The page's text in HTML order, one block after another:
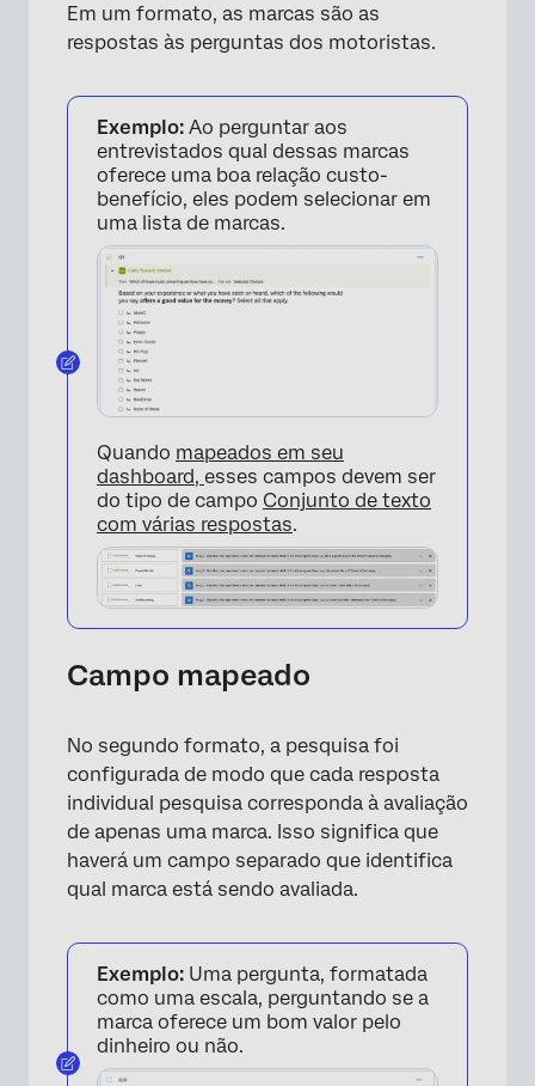
Em um formato, as marcas são as
respostas às perguntas dos motoristas.
Exemplo: Ao perguntar aos
entrevistados qual dessas marcas
oferece uma boa relação custo-
benefício, eles podem selecionar em
uma lista de marcas.
Quando mapeados em seu
dashboard, esses campos devem ser
do tipo de campo Conjunto de texto
com várias respostas.
Campo mapeado
No segundo formato, a pesquisa foi
configurada de modo que cada resposta
individual pesquisa corresponda à avaliação
de apenas uma marca. Isso significa que
haverá um campo separado que identifica
qual marca está sendo avaliada.
Exemplo: Uma pergunta, formatada
como uma escala, perguntando se a
marca oferece um bom valor pelo
dinheiro ou não.